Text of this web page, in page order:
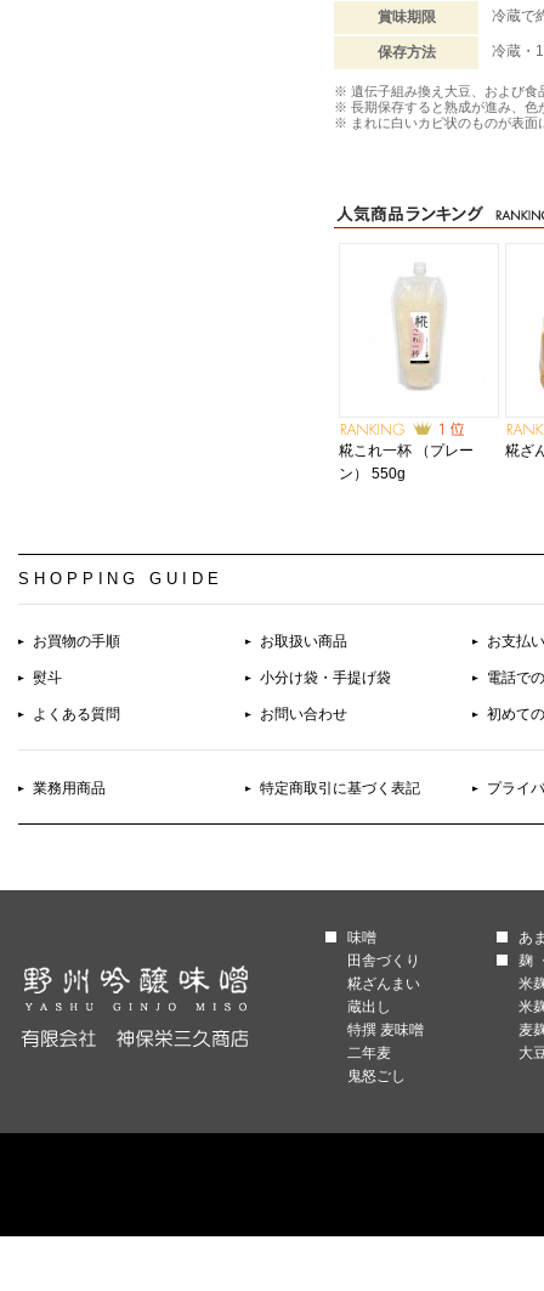
賞味期限 冷蔵で
保存方法 冷蔵・
※ 遺伝子組み換え大豆、および食
※ 長期保存すると熟成が進み、色
※ まれに白いカビ状のものが表面
糀これ一杯 （プレー
ン） 550g
糀ざ
SHOPPING GUIDE
お買物の手順 お取扱い商品 お支払
熨斗 小分け袋・手提げ袋 電話で
よくある質問 お問い合わせ 初めて
業務用商品 特定商取引に基づく表記 プライ
味噌
田舎づくり
糀ざんまい
蔵出し
特撰 麦味噌
二年麦
鬼怒ごし
あ
麹
米
米
麦
大